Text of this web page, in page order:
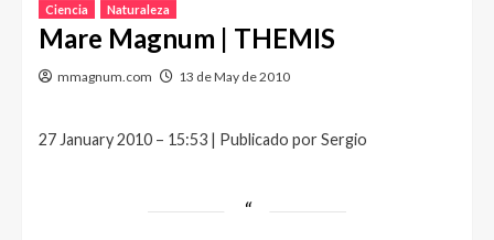
Ciencia Naturaleza
Mare Magnum | THEMIS
mmagnum.com 13 de May de 2010
27 January 2010 – 15:53 | Publicado por Sergio